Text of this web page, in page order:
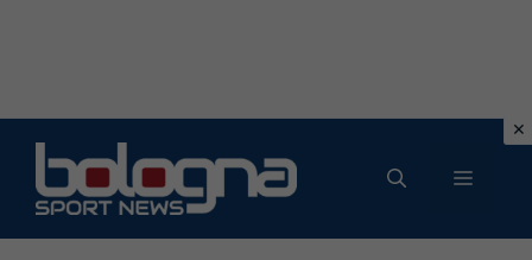
contenuto
MENU